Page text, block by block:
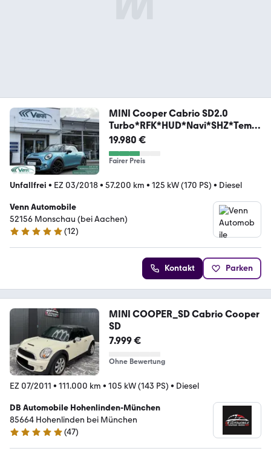
MINI Cooper Cabrio SD2.0
Turbo*RFK*HUD*Navi*SHZ*Temp
o
19.980 €
Fairer Preis
Unfallfrei • EZ 03/2018• 57.200 km • 125 kW (170 PS) • Diesel
Venn Automobile
52156 Monschau (bei Aachen)
5 Sterne
(12)
Kontakt Parken
MINI COOPER_SD Cabrio Cooper
SD
7.999 €
Ohne Bewertung
EZ 07/2011 • 111.000 km • 105 kW (143 PS) • Diesel
DB Automobile Hohenlinden-München
85664 Hohenlinden bei München
4.8 Sterne
(47)